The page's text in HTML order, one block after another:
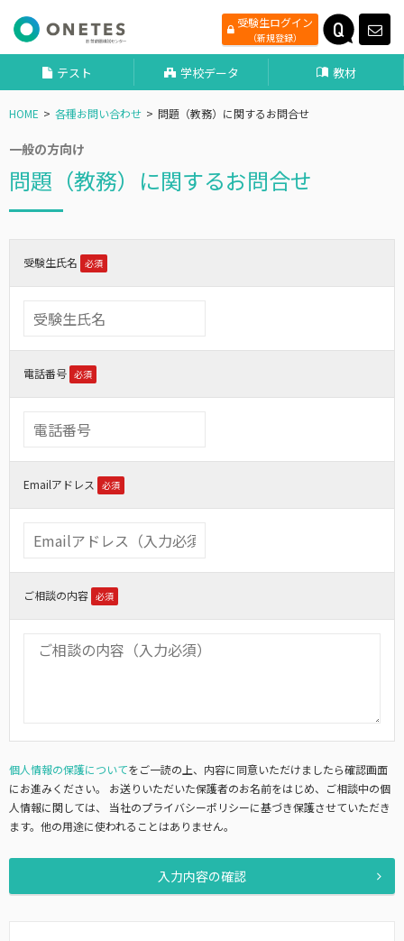
受験生ログイン
（新規登録）
テスト 学校データ 教材
HOME 各種お問い合わせ 問題（教務）に関するお問合せ
一般の方向け
問題（教務）に関するお問合せ
受験生氏名 必須
電話番号 必須
Emailアドレス 必須
ご相談の内容 必須
個人情報の保護についてをご一読の上、内容に同意いただけましたら確認画面
にお進みください。
お送りいただいた保護者のお名前をはじめ、ご相談中の個
人情報に関しては、
当社のプライバシーポリシーに基づき保護させていただき
ます。他の用途に使われることはありません。
入力内容の確認